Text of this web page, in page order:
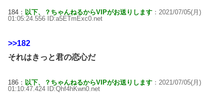
184： 以下、？ちゃんねるからVIPがお送りします ：2021/07/05(月)
01:05:24.556 ID:a5ETmExc0.net
>>182
それはきっと君の恋心だ
186： 以下、？ちゃんねるからVIPがお送りします ：2021/07/05(月)
01:10:47.424 ID:Qhf4hKwn0.net